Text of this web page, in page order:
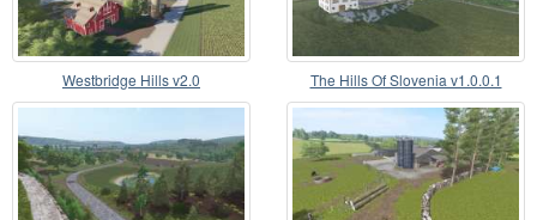
Westbridge Hills v2.0 The Hills Of Slovenia v1.0.0.1